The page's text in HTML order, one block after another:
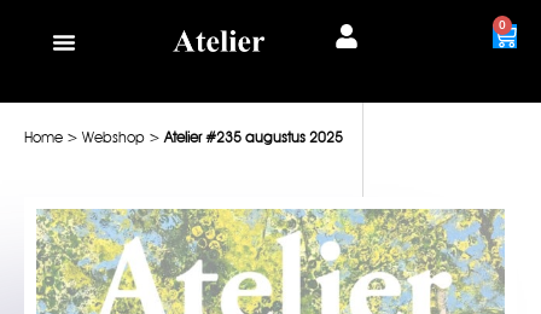
0
Home > Webshop >Atelier #235 augustus 2025